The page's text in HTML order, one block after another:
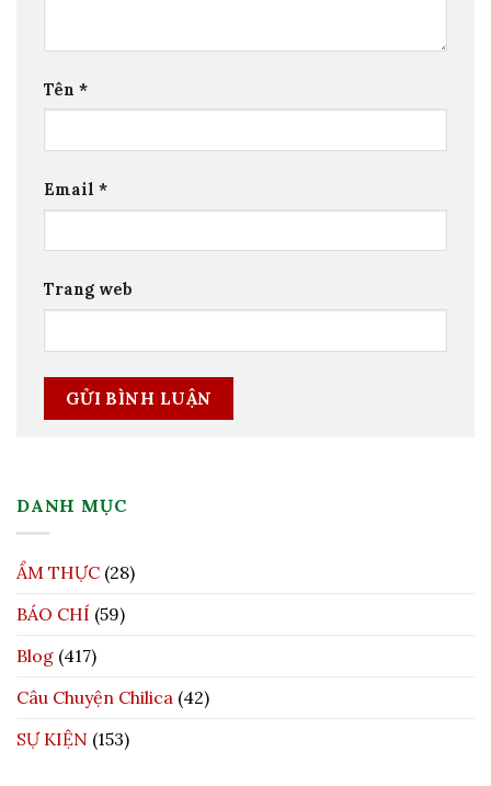
Tên *
Email *
Trang web
DANH MỤC
ẨM THỰC (28)
BÁO CHÍ (59)
Blog (417)
Câu Chuyện Chilica (42)
SỰ KIỆN (153)